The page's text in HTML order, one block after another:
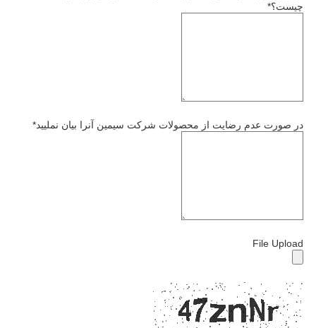
چیست؟*
در صورت عدم رضایت از محصولات شرکت سیمین آنرا بیان نملیید*
File Upload